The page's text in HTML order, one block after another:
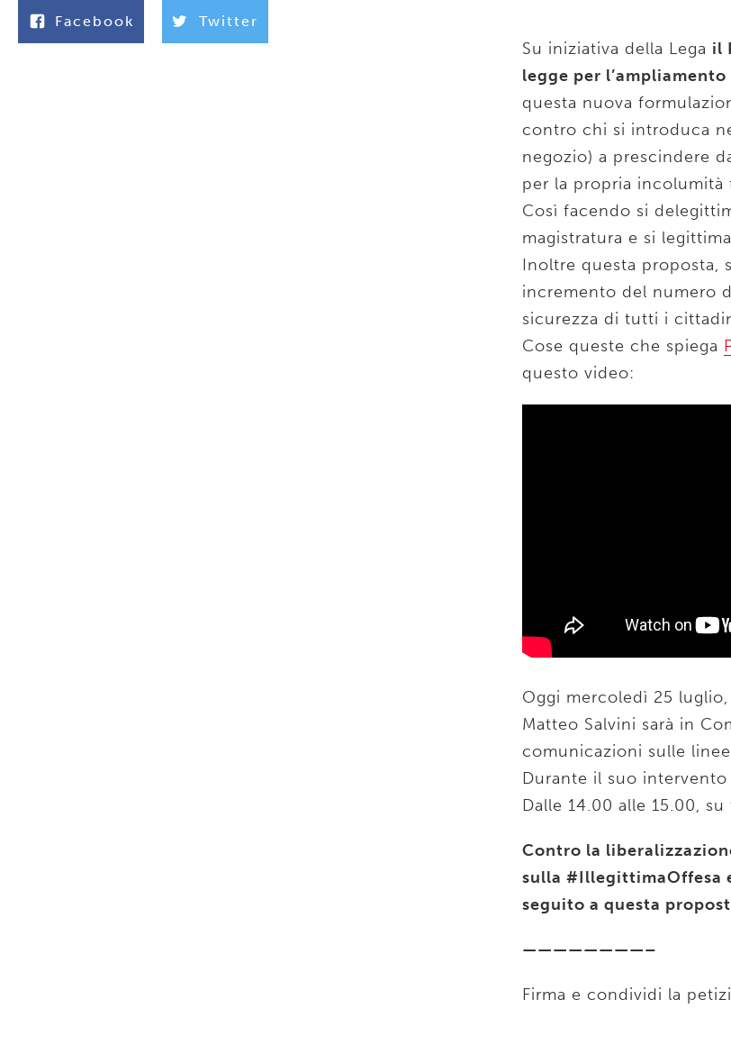
Facebook Twitter
Su iniziativa della Lega il
legge per
questa nuova
contro chi si introduca
negozio) a prescindere
per la propria incolumità
Così facendo si
magistratura e si
Inoltre questa proposta,
incremento del numero
sicurezza di tutti i
Cose queste che spiega
questo video:
Oggi mercoledì 25
Matteo Salvini sarà in
comunicazioni sulle
Durante il suo
Dalle 14.00 alle 15.00,
Contro la
sulla #IllegittimaOffesa
seguito a questa
————————–
Firma e condividi la